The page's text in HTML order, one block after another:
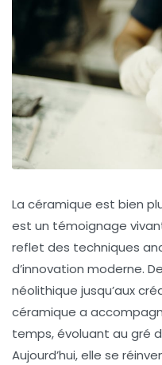
La céramique est bien
est un témoignage
reflet des techniques
d’innovation moderne.
néolithique jusqu’aux
céramique a
temps, évoluant au gré
Aujourd’hui, elle se